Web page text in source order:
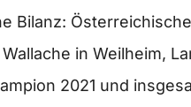
Bilanz:
in Weilheim,
2021 und